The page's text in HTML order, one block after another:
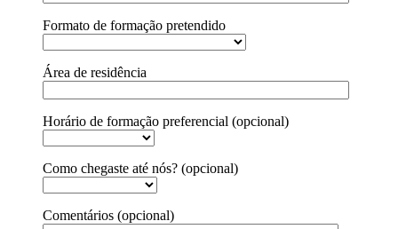
Formato de formação pretendido
Área de residência
Horário de formação preferencial (opcional)
Como chegaste até nós? (opcional)
Comentários (opcional)